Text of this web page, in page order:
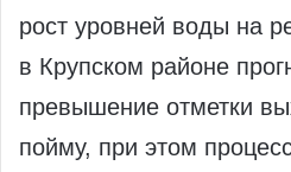
рост уровней воды на
в Крупском районе
превышение отметки
пойму, при этом